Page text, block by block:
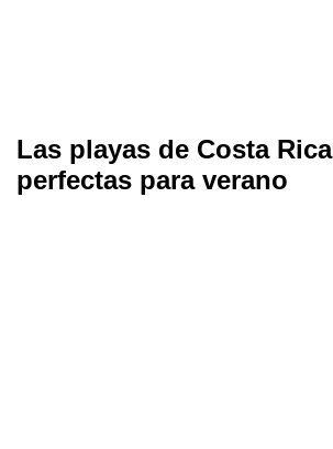
Las playas de Costa Rica
perfectas para verano